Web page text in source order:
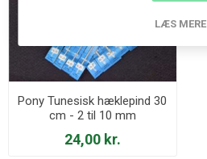
Pony Tunesisk hæklepind 30
cm - 2 til 10 mm
24,00 kr.
LÆS MERE